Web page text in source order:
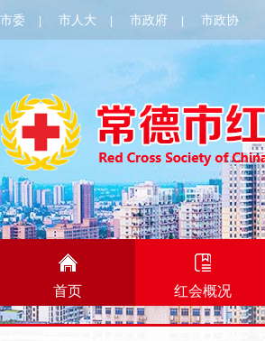
市委 市人大 市政府 市政协
首页 红会概况